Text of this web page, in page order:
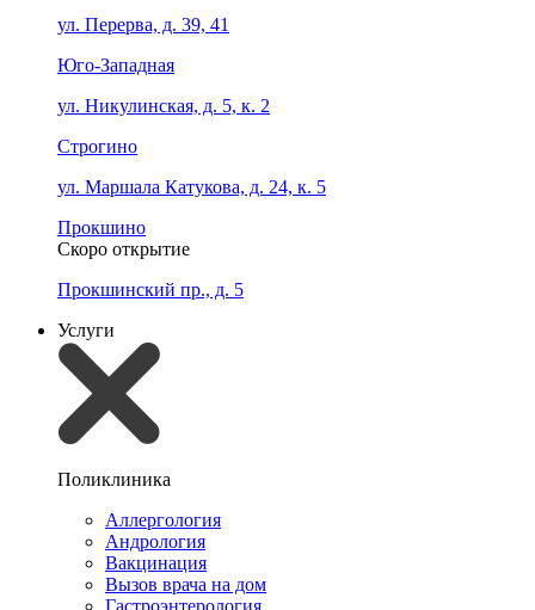
ул. Перерва, д. 39, 41
Юго-Западная
ул. Никулинская, д. 5, к. 2
Строгино
ул. Маршала Катукова, д. 24, к. 5
Прокшино
Скоро открытие
Прокшинский пр., д. 5
Услуги
Поликлиника
Аллергология
Андрология
Вакцинация
Вызов врача на дом
Гастроэнтерология